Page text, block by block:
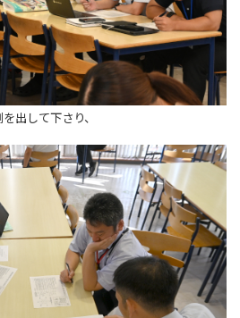
出して下さり、